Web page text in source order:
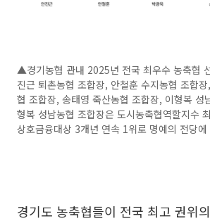
▲경기농협 관내 2025년 전국 최우수 농축협
진근 퇴촌농협 조합장, 안철훈 수지농협 조합
협 조합장, 송태영 죽산농협 조합장, 이형복 성
형복 성남농협 조합장은 도시농축협역할지수
상호금융대상 3개년 연속 1위로 명예의 전당
경기도 농축협들이 전국 최고 권위